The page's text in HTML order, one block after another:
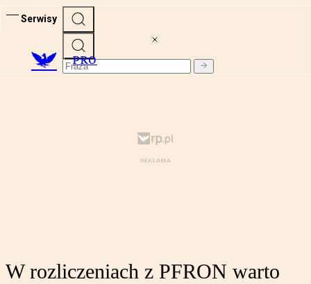
Serwisy
PRO
W rozliczeniach z PFRON warto